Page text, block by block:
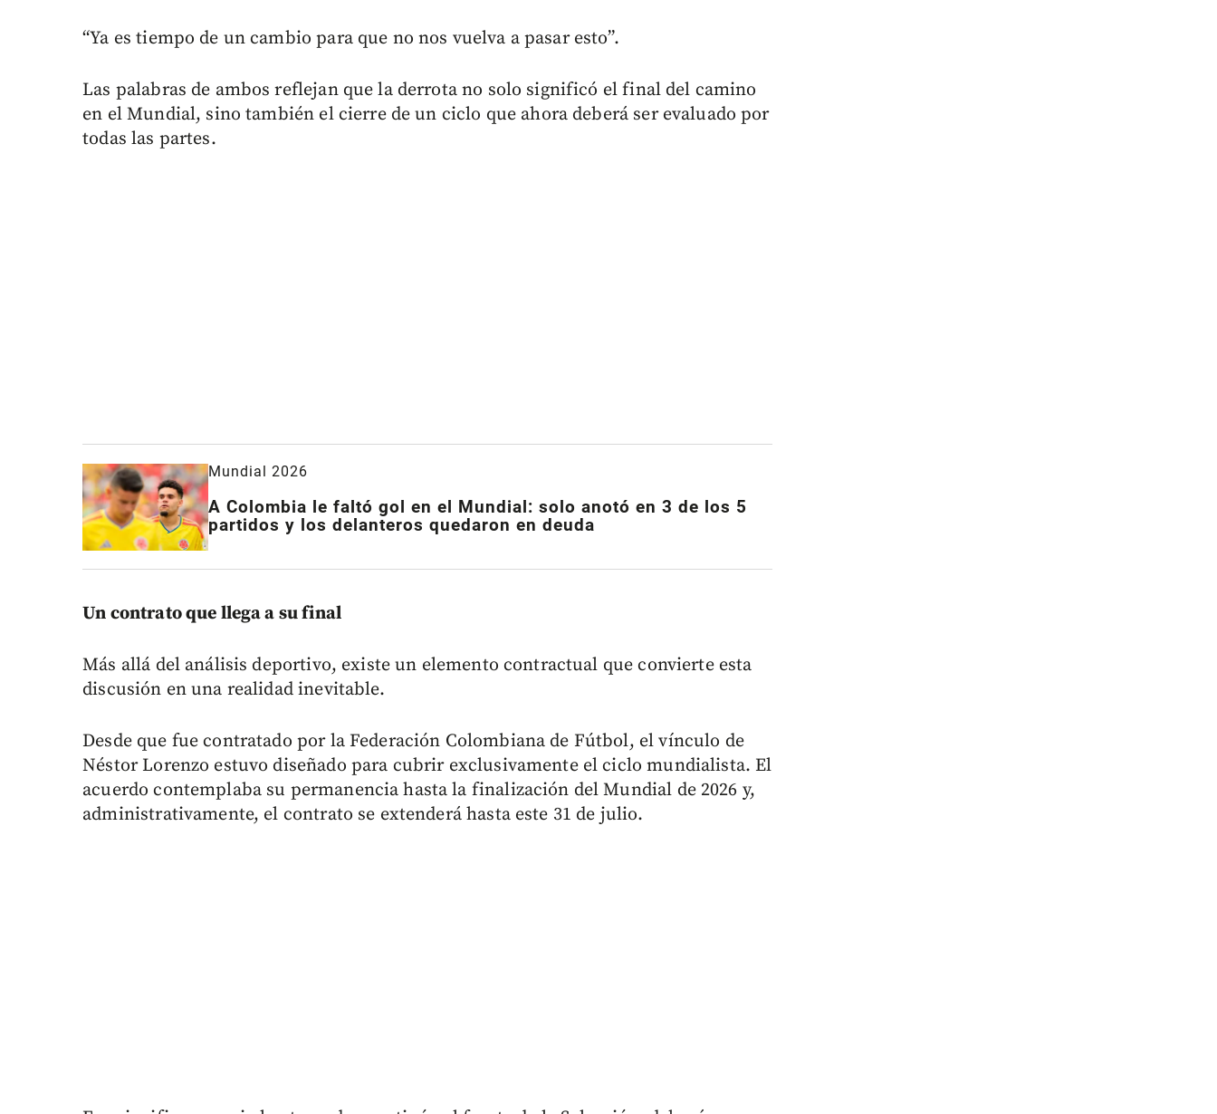
“Ya es tiempo de un cambio para que no nos vuelva a pasar esto”.
Las palabras de ambos reflejan que la derrota no solo significó el final del camino
en el Mundial, sino también el cierre de un ciclo que ahora deberá ser evaluado por
todas las partes.
Mundial 2026
A Colombia le faltó gol en el Mundial: solo anotó en 3 de los 5
partidos y los delanteros quedaron en deuda
Un contrato que llega a su final
Más allá del análisis deportivo, existe un elemento contractual que convierte esta
discusión en una realidad inevitable.
Desde que fue contratado por la Federación Colombiana de Fútbol, el vínculo de
Néstor Lorenzo estuvo diseñado para cubrir exclusivamente el ciclo mundialista. El
acuerdo contemplaba su permanencia hasta la finalización del Mundial de 2026 y,
administrativamente, el contrato se extenderá hasta este 31 de julio.